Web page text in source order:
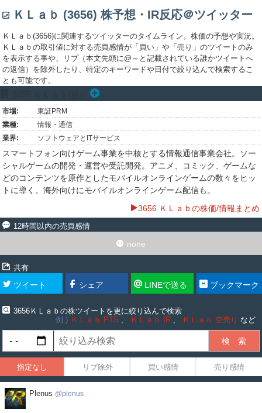
ＫＬａｂ (3656) 株予想・IR反応＠ツイッター
ＫＬａｂ(3656)に関連するツイッターのタイムライン。株価の予想や実況。
ＫＬａｂの取引値に対する売買感情が「買い」や「売り」のツイートのみ
を表示する事や、リプ（本文先頭に@～と記載されている誰かツイートへ
の返信）を除外したり、特定のキーワードや日付で絞り込んで検索するこ
とも可能です。
3656 ＫＬａｂ(株)
市場:
東証PRM
業種:
情報・通信
業界:
ソフトウェアとITサービス
スマートフォン向けゲーム事業を中核とする情報通信事業会社。ソー
シャルゲームの開発・運営や受託開発。アニメ、コミック、ゲームな
どのコンテンツを原作としたモバイルオンラインゲームの数々をヒッ
トに導く。海外向けにモバイルオンラインゲーム配信も。
3656 ＫＬａｂの株価/情報まとめ
12時間以内の売買感情
none
共有
ツイート シェア LINEで送る ブックマーク
3656ＫＬａｂの株ツイートを更に絞り込んで検索
例
ＫＬａｂ PTS ＫＬａｂ IR ＫＬａｂ 空売り など
指定なし リプ除外 買い感情 売り感情
Plenus
Plenus plenus